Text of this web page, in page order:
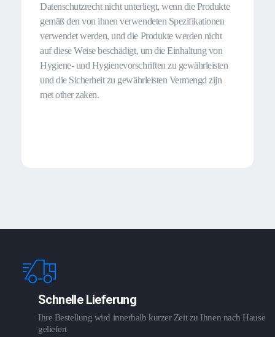
Datenschutzrecht nicht unterliegt, wenn die Produkte
gemäß den von ihnen verwendeten Spezifikationen
verwendet werden, und die Produkte werden nicht
auf diese Weise beschädigt, um die Einhaltung von
Hygiene- und Hygienevorschriften zu gewährleisten
und die Sicherheit zu gewährleisten Vermengd zijn
met other zaken.
Schnelle Lieferung
Ihre Bestellung wird innerhalb kurzer Zeit zu Ihnen nach Hause
geliefert